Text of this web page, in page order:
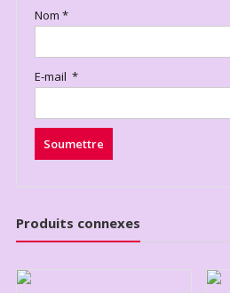
Nom *
E-mail *
Produits connexes